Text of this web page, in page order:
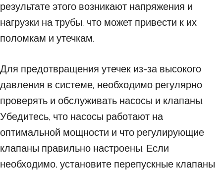
результате этого возникают напряжения и
нагрузки на трубы, что может привести к их
поломкам и утечкам.
Для предотвращения утечек из-за высокого
давления в системе, необходимо регулярно
проверять и обслуживать насосы и клапаны.
Убедитесь, что насосы работают на
оптимальной мощности и что регулирующие
клапаны правильно настроены. Если
необходимо, установите перепускные клапаны